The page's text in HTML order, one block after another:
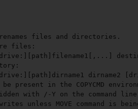
files and directories.
files:
dirname2
present in the COPYCMD
with /-Y on the command
unless MOVE command is